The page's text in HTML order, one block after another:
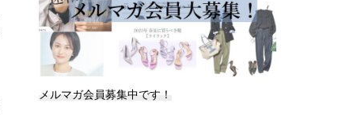
メルマガ会員募集中です！